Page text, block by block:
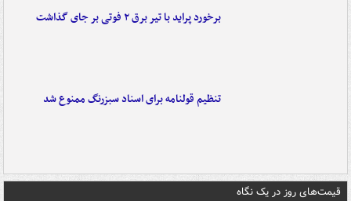
برخورد پراید با تیر برق ۲ فوتی بر جای گذاشت
تنظیم قولنامه برای اسناد سبزرنگ ممنوع شد
قیمت‌های روز در یک نگاه